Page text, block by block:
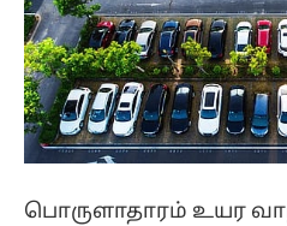
பொருளாதாரம் உயர